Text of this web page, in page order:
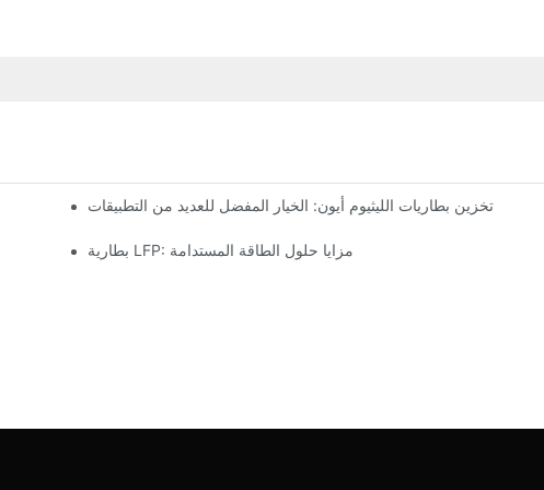
تخزين بطاريات الليثيوم أيون: الخيار المفضل للعديد من التطبيقات
بطارية LFP: مزايا حلول الطاقة المستدامة